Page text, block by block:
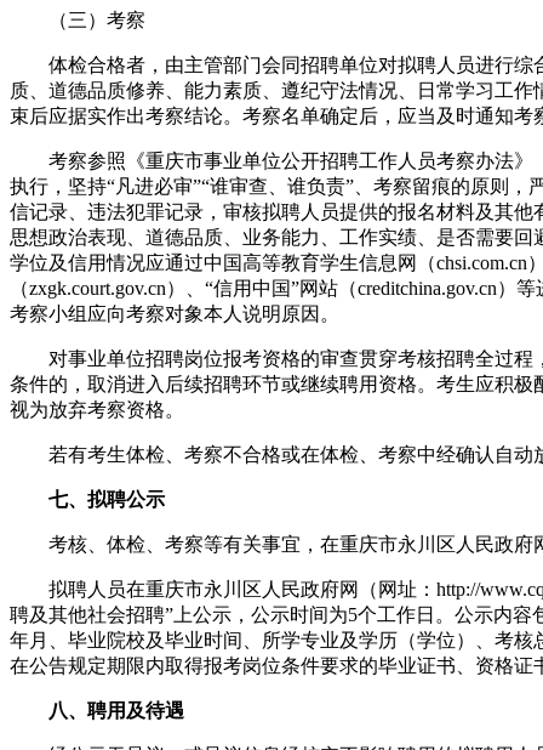
（三）考察
体检合格者，由主管部门会同招聘单位对拟聘人员进行综
质、道德品质修养、能力素质、遵纪守法情况、日常学习工
束后应据实作出考察结论。考察名单确定后，应当及时通知考
考察参照《重庆市事业单位公开招聘工作人员考察办法》
执行，坚持“凡进必审”“谁审查、谁负责”、考察留痕的原则，
信记录、违法犯罪记录，审核拟聘人员提供的报名材料及其
思想政治表现、道德品质、业务能力、工作实绩、是否需要
学位及信用情况应通过中国高等教育学生信息网（chsi.com.cn
（zxgk.court.gov.cn）、“信用中国”网站（creditchina.gov.cn
考察小组应向考察对象本人说明原因。
对事业单位招聘岗位报考资格的审查贯穿考核招聘全过程
条件的，取消进入后续招聘环节或继续聘用资格。考生应积
视为放弃考察资格。
若有考生体检、考察不合格或在体检、考察中经确认自动
七、拟聘公示
考核、体检、考察等有关事宜，在重庆市永川区人民政府
拟聘人员在重庆市永川区人民政府网（网址：http://
聘及其他社会招聘”上公示，公示时间为5个工作日。公示内
年月、毕业院校及毕业时间、所学专业及学历（学位）、考
在公告规定期限内取得报考岗位条件要求的毕业证书、资格证
八、聘用及待遇